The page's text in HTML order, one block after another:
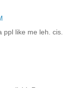
like me leh. cis.